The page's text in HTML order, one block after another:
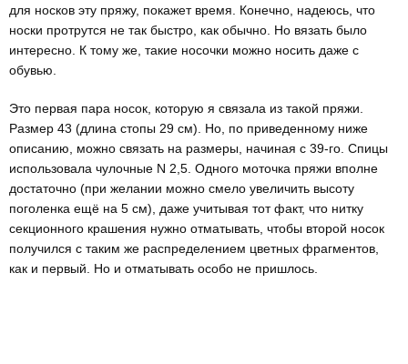
для носков эту пряжу, покажет время. Конечно, надеюсь, что
носки протрутся не так быстро, как обычно. Но вязать было
интересно. К тому же, такие носочки можно носить даже с
обувью.
Это первая пара носок, которую я связала из такой пряжи.
Размер 43 (длина стопы 29 см). Но, по приведенному ниже
описанию, можно связать на размеры, начиная с 39-го. Спицы
использовала чулочные N 2,5. Одного моточка пряжи вполне
достаточно (при желании можно смело увеличить высоту
поголенка ещё на 5 см), даже учитывая тот факт, что нитку
секционного крашения нужно отматывать, чтобы второй носок
получился с таким же распределением цветных фрагментов,
как и первый. Но и отматывать особо не пришлось.